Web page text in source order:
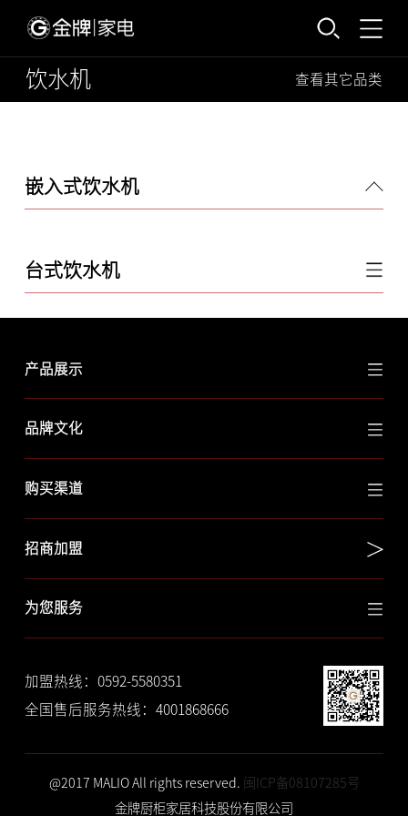
饮水机 查看其它品类
嵌入式饮水机
台式饮水机
产品展示
品牌文化
购买渠道
招商加盟
为您服务
加盟热线：0592-5580351
全国售后服务热线：4001868666
@2017 MALIO All rights reserved. 闽ICP备08107285号
金牌厨柜家居科技股份有限公司